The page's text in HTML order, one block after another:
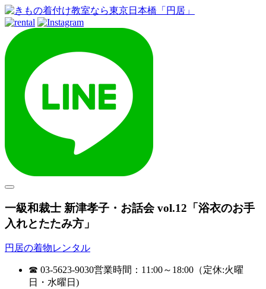
一級和裁士 新津孝子・お話会 vol.12「浴衣のお手
入れとたたみ方」
円居の着物レンタル
☎ 03-5623-9030営業時間：11:00～18:00（定休:火曜
日・水曜日)